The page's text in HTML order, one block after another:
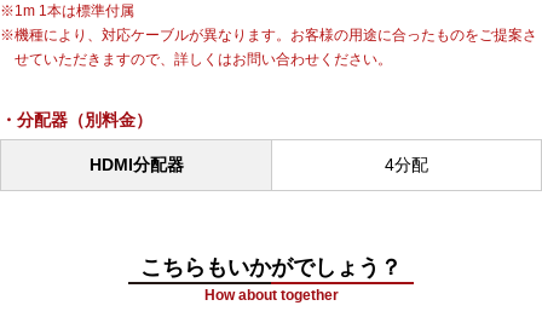
1m 1本は標準付属
機種により、対応ケーブルが異なります。お客様の用途に合ったものをご提案さ
せていただきますので、詳しくはお問い合わせください。
分配器（別料金）
HDMI分配器 4分配
こちらもいかがでしょう？
How about together